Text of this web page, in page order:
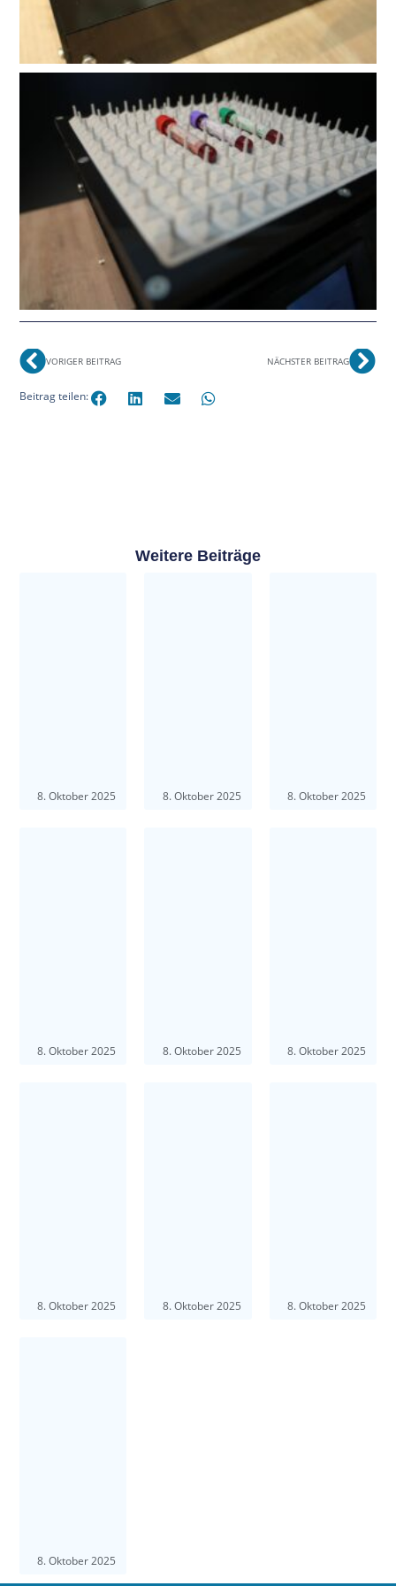
VORIGER BEITRAG NÄCHSTER BEITRAG
Beitrag teilen:
Weitere Beiträge
8. Oktober 2025 8. Oktober 2025 8. Oktober 2025
8. Oktober 2025 8. Oktober 2025 8. Oktober 2025
8. Oktober 2025 8. Oktober 2025 8. Oktober 2025
8. Oktober 2025